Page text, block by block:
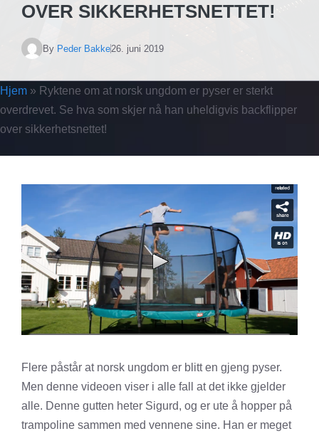
OVER SIKKERHETSNETTET!
By Peder Bakke26. juni 2019
Hjem » Ryktene om at norsk ungdom er pyser er sterkt
overdrevet. Se hva som skjer nå han uheldigvis backflipper
over sikkerhetsnettet!
Flere påstår at norsk ungdom er blitt en gjeng pyser.
Men denne videoen viser i alle fall at det ikke gjelder
alle. Denne gutten heter Sigurd, og er ute å hopper på
trampoline sammen med vennene sine. Han er meget